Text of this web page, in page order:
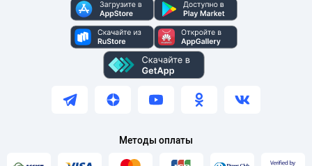
Методы оплаты